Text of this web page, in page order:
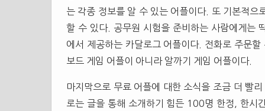
는 각종 정보를 알 수 있는 어플이다. 또 기본적으
할 수 있다. 공무원 시험을 준비하는 사람에게는
에서 제공하는 카달로그 어플이다. 전화로 주문
보드 게임 어플이 아니라 알까기 게임 어플이다.
마지막으로 무료 어플에 대한 소식을 조금 더 빨
로는 글을 통해 소개하기 힘든 100명 한정, 한시